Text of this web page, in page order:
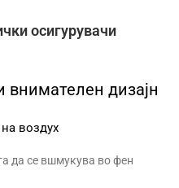
осигурувачи
внимателен дизајн
воздух
да се вшмукува во фен